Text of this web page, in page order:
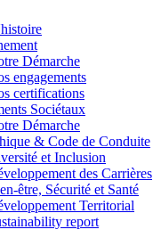
Démarche
engagements
certifications
Sociétaux
Démarche
& Code de Conduite
et Inclusion
des Carrières
être, Sécurité et Santé
Territorial
report